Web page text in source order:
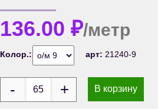
136.00 ₽/метр
Колор.: арт: 21240-9
В корзину